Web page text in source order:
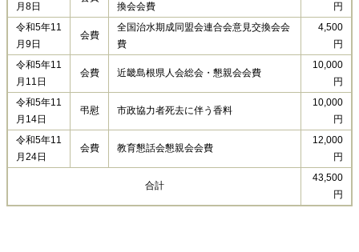
月8日
換会会費
円
令和5年11
月9日
会費
全国治水期成同盟会連合会意見交換会会
費
4,500
円
令和5年11
月11日
会費 近畿島根県人会総会・懇親会会費
10,000
円
令和5年11
月14日
弔慰 市政協力者死去に伴う香料
10,000
円
令和5年11
月24日
会費 教育懇話会懇親会会費
12,000
円
合計
43,500
円